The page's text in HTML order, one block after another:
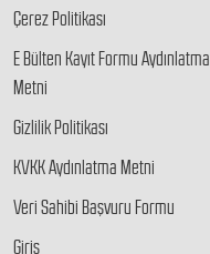
Çerez Politikası
E Bülten Kayıt Formu Aydınlatma
Metni
Gizlilik Politikası
KVKK Aydınlatma Metni
Veri Sahibi Başvuru Formu
Giriş